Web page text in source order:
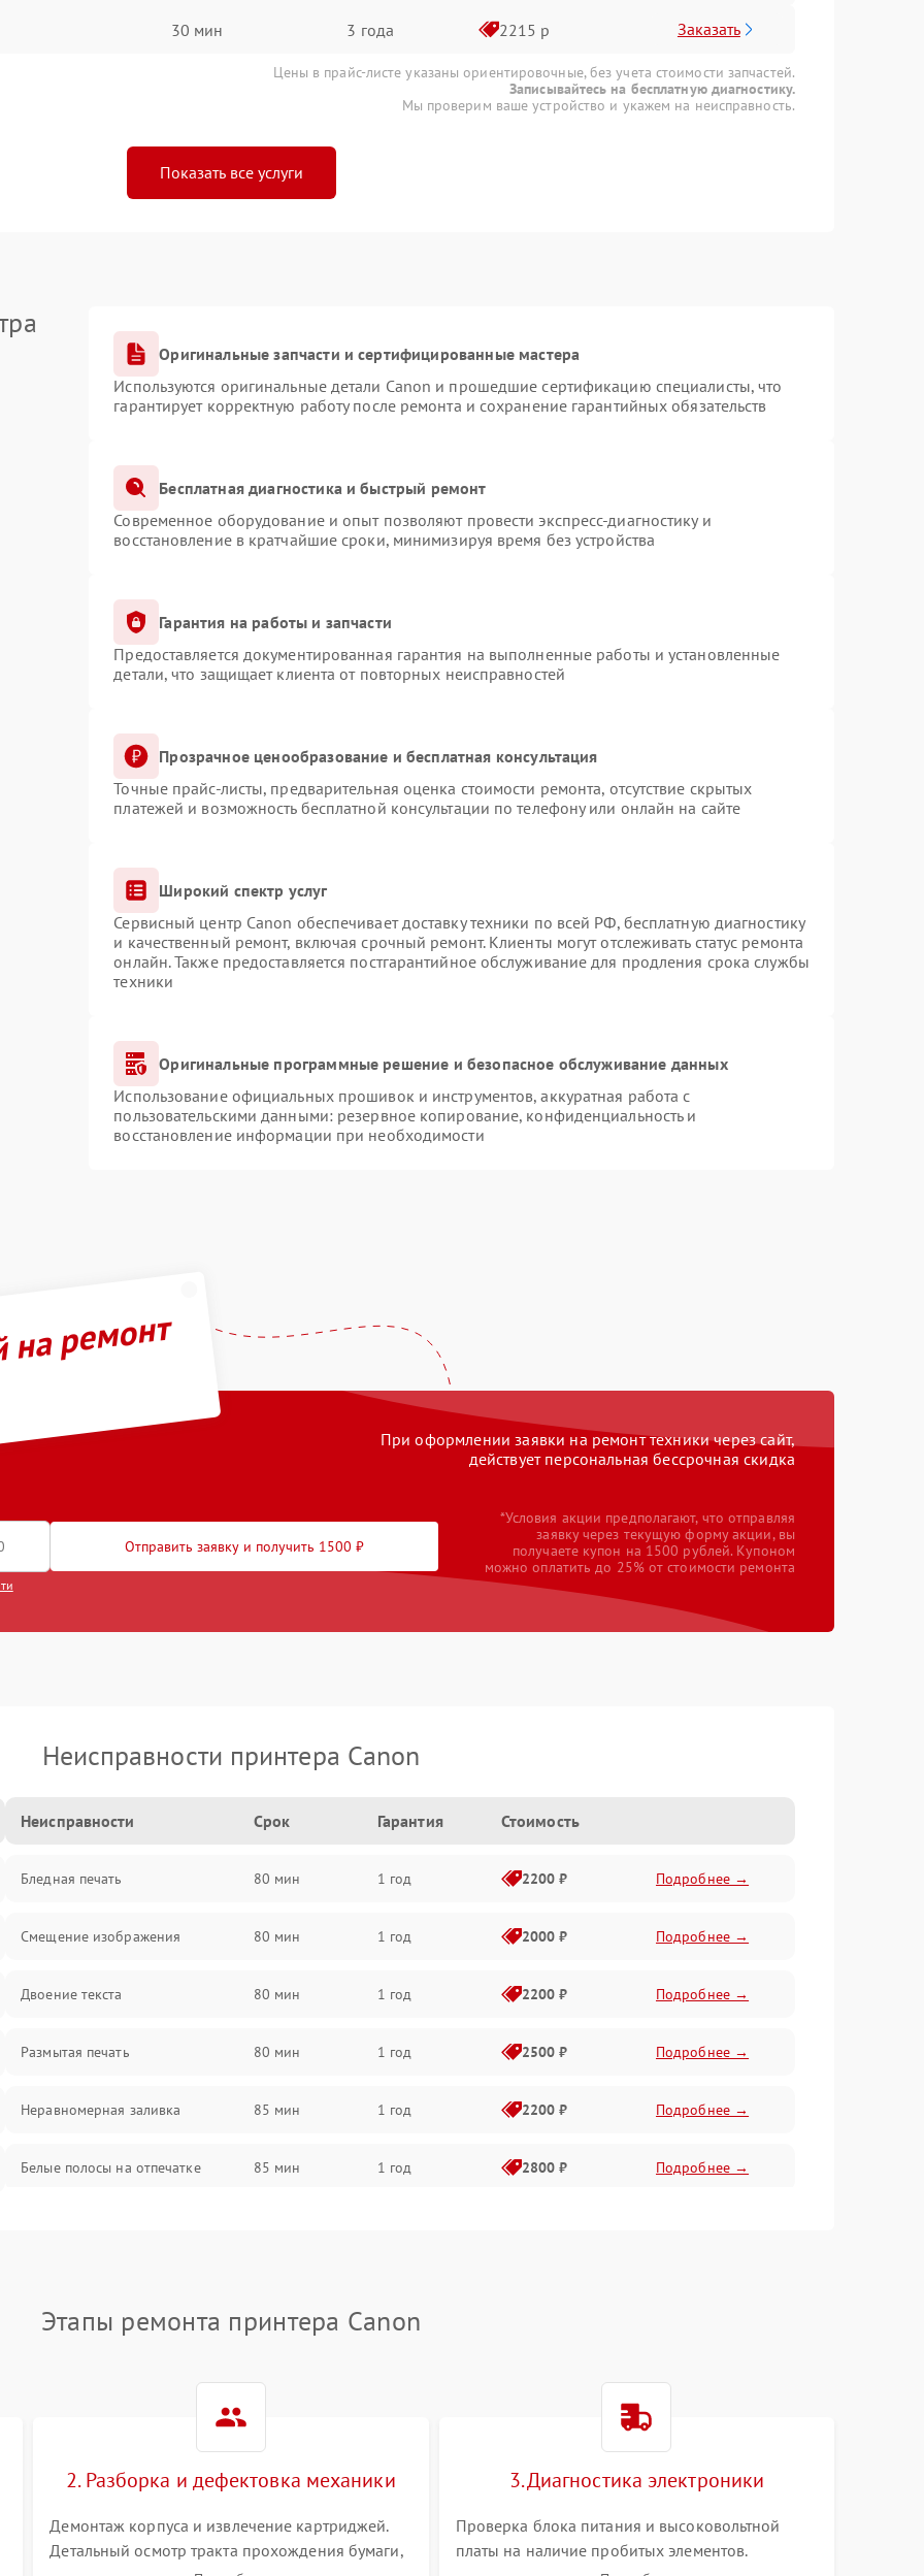
30 мин 3 года 2215 р Заказать
Цены в прайс-листе указаны ориентировочные, без учета стоимости запчастей.
Записывайтесь на бесплатную диагностику.
Мы проверим ваше устройство и укажем на неисправность.
Показать все услуги
Оригинальные запчасти и сертифицированные мастера
Используются оригинальные детали Canon и прошедшие сертификацию специалисты, что
гарантирует корректную работу после ремонта и сохранение гарантийных обязательств
Бесплатная диагностика и быстрый ремонт
Современное оборудование и опыт позволяют провести экспресс-диагностику и
восстановление в кратчайшие сроки, минимизируя время без устройства
Гарантия на работы и запчасти
Предоставляется документированная гарантия на выполненные работы и установленные
детали, что защищает клиента от повторных неисправностей
Прозрачное ценообразование и бесплатная консультация
Точные прайс-листы, предварительная оценка стоимости ремонта, отсутствие скрытых
платежей и возможность бесплатной консультации по телефону или онлайн на сайте
Широкий спектр услуг
Сервисный центр Canon обеспечивает доставку техники по всей РФ, бесплатную диагностику
и качественный ремонт, включая срочный ремонт. Клиенты могут отслеживать статус ремонта
онлайн. Также предоставляется постгарантийное обслуживание для продления срока службы
техники
Оригинальные программные решение и безопасное обслуживание данных
Использование официальных прошивок и инструментов, аккуратная работа с
пользовательскими данными: резервное копирование, конфиденциальность и
восстановление информации при необходимости
ремонт
При оформлении заявки на ремонт техники через сайт,
действует персональная бессрочная скидка
Отправить заявку и получить 1500 ₽
*Условия акции предполагают, что отправляя
заявку через текущую форму акции, вы
получаете купон на 1500 рублей. Купоном
можно оплатить до 25% от стоимости ремонта
Неисправности принтера Canon
Неисправности Срок Гарантия Стоимость
Бледная печать 80 мин 1 год 2200 ₽ Подробнее →
Смещение изображения 80 мин 1 год 2000 ₽ Подробнее →
Двоение текста 80 мин 1 год 2200 ₽ Подробнее →
Размытая печать 80 мин 1 год 2500 ₽ Подробнее →
Неравномерная заливка 85 мин 1 год 2200 ₽ Подробнее →
Белые полосы на отпечатке 85 мин 1 год 2800 ₽ Подробнее →
Этапы ремонта принтера Canon
2. Разборка и дефектовка механики
Демонтаж корпуса и извлечение картриджей.
Детальный осмотр тракта прохождения бумаги,
3. Диагностика электроники
Проверка блока питания и высоковольтной
платы на наличие пробитых элементов.